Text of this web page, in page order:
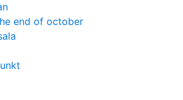
end of october